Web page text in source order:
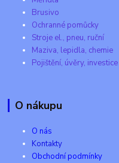
Brusivo
Ochranné pomůcky
Stroje el., pneu, ruční
Maziva, lepidla, chemie
Pojištění, úvěry, investice
O nákupu
O nás
Kontakty
Obchodní podmínky